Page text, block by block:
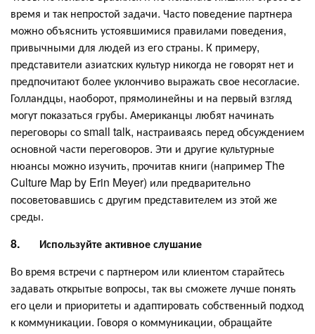
время и так непростой задачи. Часто поведение партнера
можно объяснить устоявшимися правилами поведения,
привычными для людей из его страны. К примеру,
представители азиатских культур никогда не говорят нет и
предпочитают более уклончиво выражать свое несогласие.
Голландцы, наоборот, прямолинейны и на первый взгляд
могут показаться грубы. Американцы любят начинать
переговоры со small talk, настраиваясь перед обсуждением
основной части переговоров. Эти и другие культурные
нюансы можно изучить, прочитав книги (например The
Culture Map by Erin Meyer) или предварительно
посоветовавшись с другим представителем из этой же
среды.
8. Используйте активное слушание
Во время встречи с партнером или клиентом старайтесь
задавать открытые вопросы, так вы сможете лучше понять
его цели и приоритеты и адаптировать собственный подход
к коммуникации. Говоря о коммуникации, обращайте